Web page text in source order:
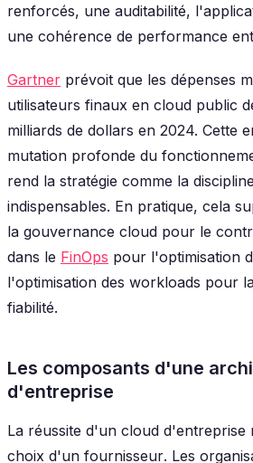
renforcés, une auditabilité,
une cohérence de performance
Gartner prévoit que les dépenses
utilisateurs finaux en cloud public
milliards de dollars en 2024. Cette
mutation profonde du
rend la stratégie comme la
indispensables. En pratique, cela
la gouvernance cloud pour le
dans le FinOps pour l'optimisation
l'optimisation des workloads pour
fiabilité.
Les composants d'une
d'entreprise
La réussite d'un cloud d'entreprise
choix d'un fournisseur. Les